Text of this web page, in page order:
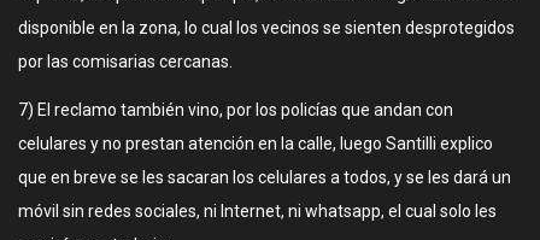
disponible en la zona, lo cual los vecinos se sienten desprotegidos
por las comisarias cercanas.
7) El reclamo también vino, por los policías que andan con
celulares y no prestan atención en la calle, luego Santilli explico
que en breve se les sacaran los celulares a todos, y se les dará un
móvil sin redes sociales, ni Internet, ni whatsapp, el cual solo les